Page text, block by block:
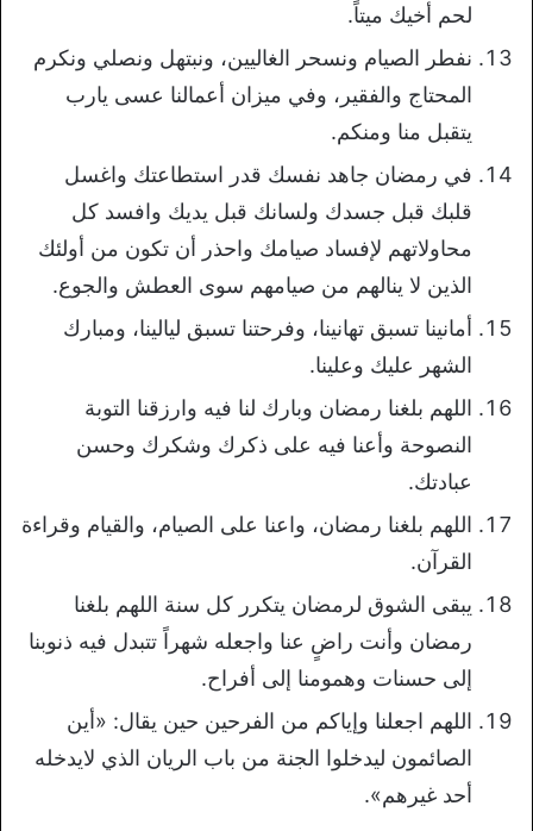
لحم أخيك ميتاً.
نفطر الصيام ونسحر الغاليين، ونبتهل ونصلي ونكرم
المحتاج والفقير، وفي ميزان أعمالنا عسى يارب
يتقبل منا ومنكم.
في رمضان جاهد نفسك قدر استطاعتك واغسل
قلبك قبل جسدك ولسانك قبل يديك وافسد كل
محاولاتهم لإفساد صيامك واحذر أن تكون من أولئك
الذين لا ينالهم من صيامهم سوى العطش والجوع.
أمانينا تسبق تهانينا، وفرحتنا تسبق ليالينا، ومبارك
الشهر عليك وعلينا.
اللهم بلغنا رمضان وبارك لنا فيه وارزقنا التوبة
النصوحة وأعنا فيه على ذكرك وشكرك وحسن
عبادتك.
اللهم بلغنا رمضان، واعنا على الصيام، والقيام وقراءة
القرآن.
يبقى الشوق لرمضان يتكرر كل سنة اللهم بلغنا
رمضان وأنت راضٍ عنا واجعله شهراً تتبدل فيه ذنوبنا
إلى حسنات وهمومنا إلى أفراح.
اللهم اجعلنا وإياكم من الفرحين حين يقال: «أين
الصائمون ليدخلوا الجنة من باب الريان الذي لايدخله
أحد غيرهم».